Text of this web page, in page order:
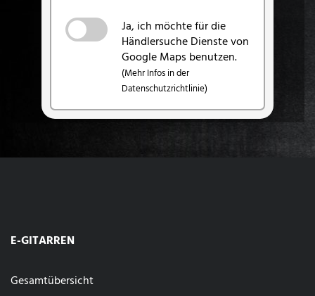
Ja, ich möchte für die
Händlersuche Dienste von
Google Maps benutzen.
(Mehr Infos in der
Datenschutzrichtlinie)
E-GITARREN
Gesamtübersicht